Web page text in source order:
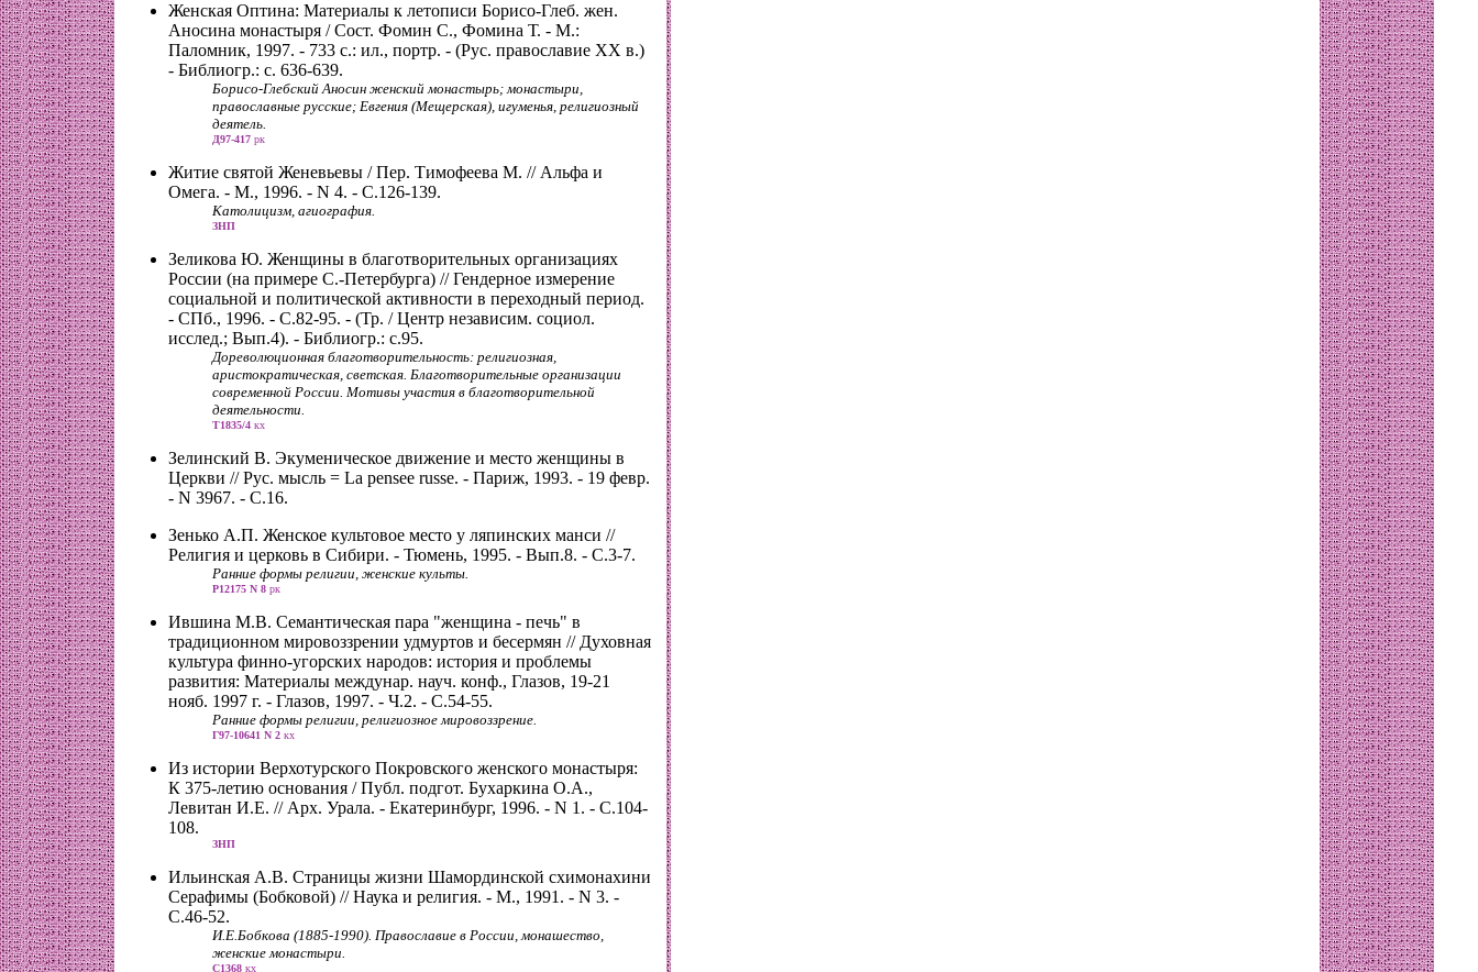
Женская Оптина: Материалы к летописи Борисо-Глеб. жен.
Аносина монастыря / Сост. Фомин С., Фомина Т. - М.:
Паломник, 1997. - 733 с.: ил., портр. - (Рус. православие XX в.)
- Библиогр.: с. 636-639.
Борисо-Глебский Аносин женский монастырь; монастыри,
православные русские; Евгения (Мещерская), игуменья, религиозный
деятель.
Д97-417 рк
Житие святой Женевьевы / Пер. Тимофеева М. // Альфа и
Омега. - М., 1996. - N 4. - С.126-139.
Католицизм, агиография.
ЗНП
Зеликова Ю. Женщины в благотворительных организациях
России (на примере С.-Петербурга) // Гендерное измерение
социальной и политической активности в переходный период.
- СПб., 1996. - С.82-95. - (Тр. / Центр независим. социол.
исслед.; Вып.4). - Библиогр.: с.95.
Дореволюционная благотворительность: религиозная,
аристократическая, светская. Благотворительные организации
современной России. Мотивы участия в благотворительной
деятельности.
Т1835/4 кх
Зелинский В. Экуменическое движение и место женщины в
Церкви // Рус. мысль = La pensee russe. - Париж, 1993. - 19 февр.
- N 3967. - С.16.
Зенько А.П. Женское культовое место у ляпинских манси //
Религия и церковь в Сибири. - Тюмень, 1995. - Вып.8. - С.3-7.
Ранние формы религии, женские культы.
Р12175 N 8 рк
Ившина М.В. Семантическая пара "женщина - печь" в
традиционном мировоззрении удмуртов и бесермян // Духовная
культура финно-угорских народов: история и проблемы
развития: Материалы междунар. науч. конф., Глазов, 19-21
нояб. 1997 г. - Глазов, 1997. - Ч.2. - С.54-55.
Ранние формы религии, религиозное мировоззрение.
Г97-10641 N 2 кх
Из истории Верхотурского Покровского женского монастыря:
К 375-летию основания / Публ. подгот. Бухаркина О.А.,
Левитан И.Е. // Арх. Урала. - Екатеринбург, 1996. - N 1. - С.104-
108.
ЗНП
Ильинская А.В. Страницы жизни Шамординской схимонахини
Серафимы (Бобковой) // Наука и религия. - М., 1991. - N 3. -
С.46-52.
И.Е.Бобкова (1885-1990). Православие в России, монашество,
женские монастыри.
С1368 кх